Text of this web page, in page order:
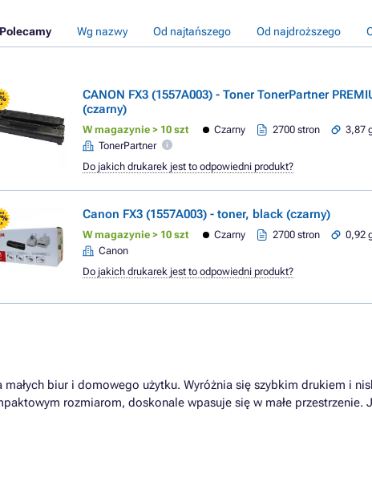
Polecamy Wg nazwy Od najtańszego Od najdroższego
CANON FX3 (1557A003) - Toner TonerPartner
(czarny)
W magazynie > 10 szt Czarny 2700 stron
3,87
TonerPartner
Do jakich drukarek jest to odpowiedni produkt?
Canon FX3 (1557A003) - toner, black (czarny)
W magazynie > 10 szt Czarny 2700 stron
0,92
Canon
Do jakich drukarek jest to odpowiedni produkt?
biur i domowego użytku. Wyróżnia się szybkim drukiem i
rozmiarom, doskonale wpasuje się w małe